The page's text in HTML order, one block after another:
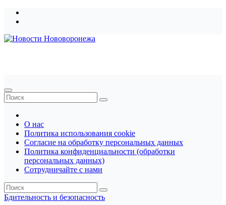
Перейти
О нас
Политика использования cookie
Согласие на обработку персональных данных
Политика конфиденциальности (обработки
персональных данных)
Сотрудничайте с нами
Бдительность и безопасность